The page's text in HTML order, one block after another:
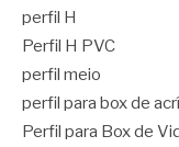
perfil H
Perfil H PVC
perfil meio
perfil para box de
Perfil para Box de